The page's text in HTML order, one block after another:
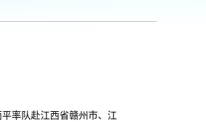
率队赴江西省赣州市、江